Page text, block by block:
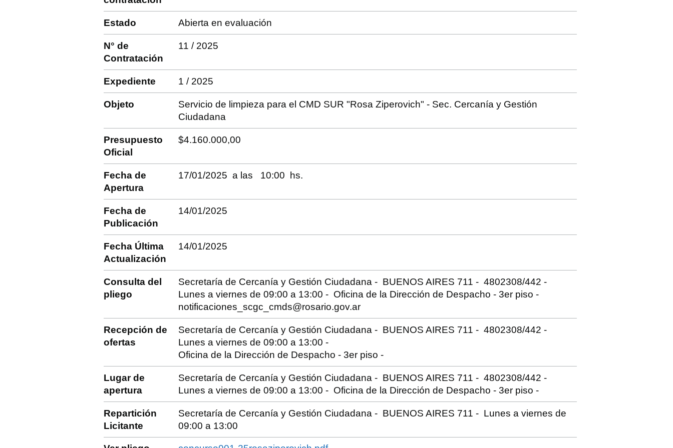
Estado Abierta en evaluación
N° de
Contratación
11 / 2025
Expediente 1 / 2025
Objeto
Servicio de limpieza para el CMD SUR "Rosa Ziperovich" - Sec. Cercanía y Gestión
Ciudadana
Presupuesto
Oficial
$4.160.000,00
Fecha de
Apertura
17/01/2025 a las 10:00 hs.
Fecha de
Publicación
14/01/2025
Fecha Última
Actualización
14/01/2025
Consulta del
pliego
Secretaría de Cercanía y Gestión Ciudadana - BUENOS AIRES 711 - 4802308/442 -
Lunes a viernes de 09:00 a 13:00 - Oficina de la Dirección de Despacho - 3er piso -
notificaciones_scgc_cmds@rosario.gov.ar
Recepción de
ofertas
Secretaría de Cercanía y Gestión Ciudadana - BUENOS AIRES 711 - 4802308/442 -
Lunes a viernes de 09:00 a 13:00 -
Oficina de la Dirección de Despacho - 3er piso -
Lugar de
apertura
Secretaría de Cercanía y Gestión Ciudadana - BUENOS AIRES 711 - 4802308/442 -
Lunes a viernes de 09:00 a 13:00 - Oficina de la Dirección de Despacho - 3er piso -
Repartición
Licitante
Secretaría de Cercanía y Gestión Ciudadana - BUENOS AIRES 711 - Lunes a viernes de
09:00 a 13:00